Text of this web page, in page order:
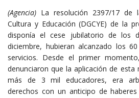
(Agencia) La resolución 2397/17 de
Cultura y Educación (DGCYE) de la
disponía el cese jubilatorio de los
diciembre, hubieran alcanzado los
servicios. Desde el primer
denunciaron que la aplicación de esta
más de 3 mil educadores, era
derechos con un anticipo de